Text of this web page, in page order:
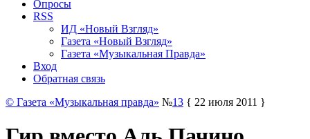
Опросы
RSS
ИД «Новый Взгляд»
Газета «Новый Взгляд»
Газета «Музыкальная Правда»
Вход
Обратная связь
© Газета «Музыкальная правда» №13 { 22 июля 2011 }